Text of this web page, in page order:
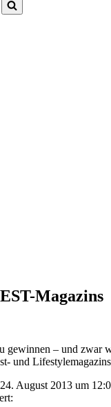
Magazins
– und zwar
und Lifestylemagazins
August 2013 um